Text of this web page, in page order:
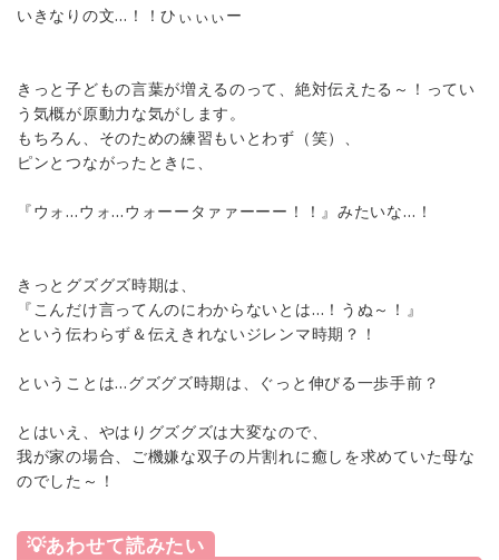
いきなりの文…！！ひぃぃぃー
きっと子どもの言葉が増えるのって、絶対伝えたる～！ってい
う気概が原動力な気がします。
もちろん、そのための練習もいとわず（笑）、
ピンとつながったときに、
『ウォ…ウォ…ウォーータァァーーー！！』みたいな…！
きっとグズグズ時期は、
『こんだけ言ってんのにわからないとは…！うぬ～！』
という伝わらず＆伝えきれないジレンマ時期？！
ということは…グズグズ時期は、ぐっと伸びる一歩手前？
とはいえ、やはりグズグズは大変なので、
我が家の場合、ご機嫌な双子の片割れに癒しを求めていた母な
のでした～！
💡あわせて読みたい